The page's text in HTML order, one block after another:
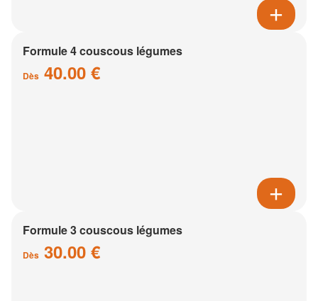
Formule 4 couscous légumes
Dès 40.00 €
Formule 3 couscous légumes
Dès 30.00 €